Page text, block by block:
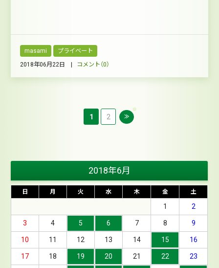
masami プライベート
2018年06月22日 | コメント（0）
1 2 ≫
2018年6月
日 月 火 水 木 金 土
1 2
3 4 5 6 7 8 9
10 11 12 13 14 15 16
17 18 19 20 21 22 23